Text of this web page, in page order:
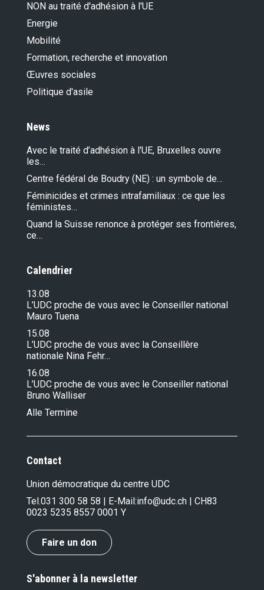
NON au traité d'adhésion à l'UE
Energie
Mobilité
Formation, recherche et innovation
Œuvres sociales
Politique d'asile
News
Avec le traité d’adhésion à l'UE, Bruxelles ouvre
les…
Centre fédéral de Boudry (NE) : un symbole de…
Féminicides et crimes intrafamiliaux : ce que les
féministes…
Quand la Suisse renonce à protéger ses frontières,
ce…
Calendrier
13.08
L’UDC proche de vous avec le Conseiller national
Mauro Tuena
15.08
L’UDC proche de vous avec la Conseillère
nationale Nina Fehr…
16.08
L’UDC proche de vous avec le Conseiller national
Bruno Walliser
Alle Termine
Contact
Union démocratique du centre UDC
Tel.031 300 58 58 | E-Mail:info@udc.ch | CH83
0023 5235 8557 0001 Y
Faire un don
S'abonner à la newsletter